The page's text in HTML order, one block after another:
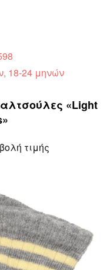
18-24 μηνών
«Light
τιμής